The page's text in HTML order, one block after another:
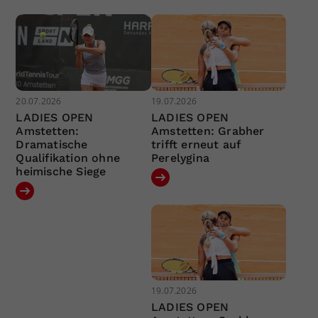
20.07.2026
LADIES OPEN
Amstetten:
Dramatische
Qualifikation ohne
heimische Siege
19.07.2026
LADIES OPEN
Amstetten: Grabher
trifft erneut auf
Perelygina
19.07.2026
LADIES OPEN